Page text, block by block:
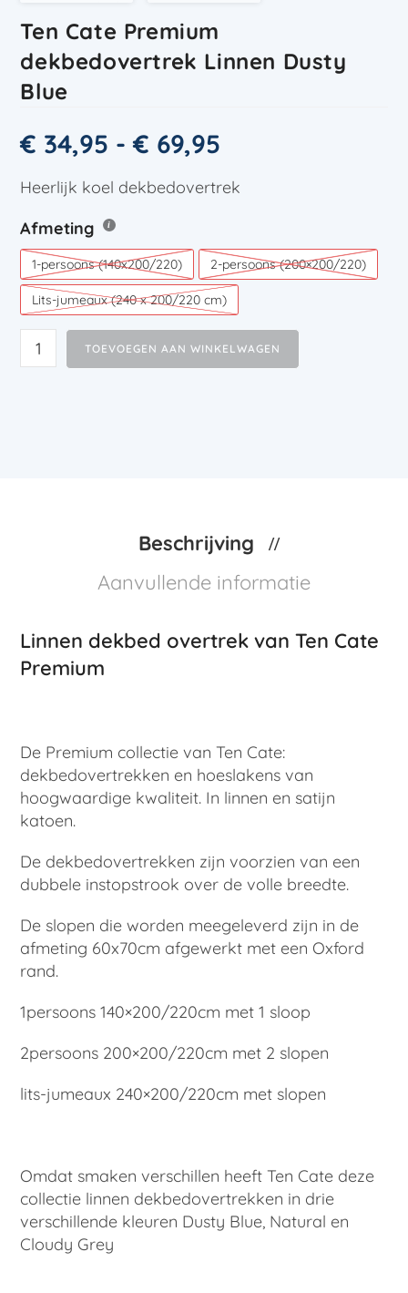
Ten Cate Premium
dekbedovertrek Linnen Dusty
Blue
€ 34,95 - € 69,95
Heerlijk koel dekbedovertrek
Afmeting
1-persoons (140x200/220) 2-persoons (200×200/220)
Lits-jumeaux (240 x 200/220 cm)
TOEVOEGEN AAN WINKELWAGEN
Beschrijving
Aanvullende informatie
Linnen dekbed overtrek van Ten Cate
Premium
De Premium collectie van Ten Cate:
dekbedovertrekken en hoeslakens van
hoogwaardige kwaliteit. In linnen en satijn
katoen.
De dekbedovertrekken zijn voorzien van een
dubbele instopstrook over de volle breedte.
De slopen die worden meegeleverd zijn in de
afmeting 60x70cm afgewerkt met een Oxford
rand.
1persoons 140×200/220cm met 1 sloop
2persoons 200×200/220cm met 2 slopen
lits-jumeaux 240×200/220cm met slopen
Omdat smaken verschillen heeft Ten Cate deze
collectie linnen dekbedovertrekken in drie
verschillende kleuren Dusty Blue, Natural en
Cloudy Grey